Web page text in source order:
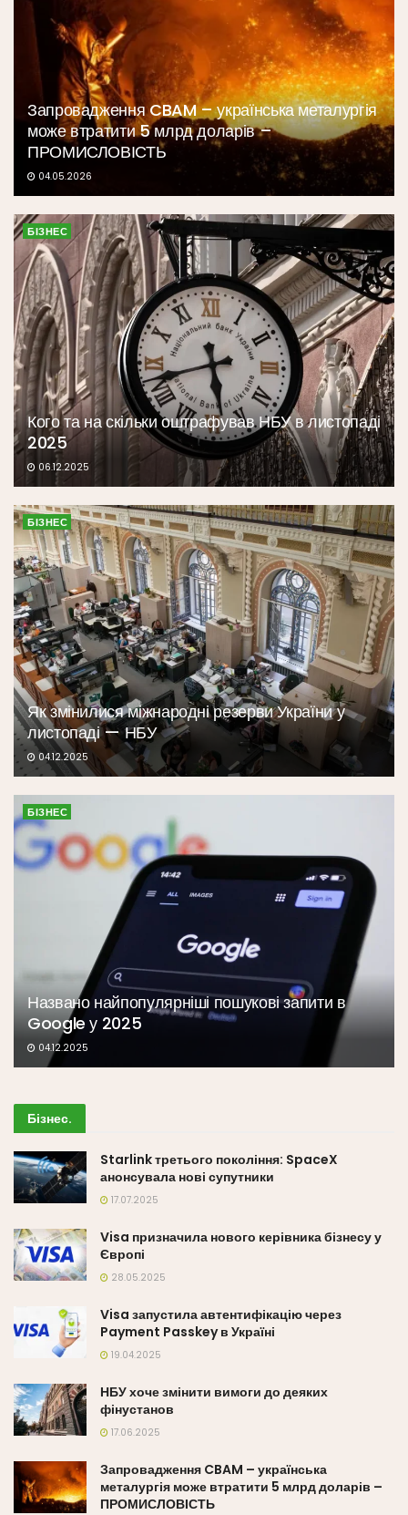
Запровадження CBAM – українська металургія
може втратити 5 млрд доларів –
ПРОМИСЛОВІСТЬ
04.05.2026
БІЗНЕС
Кого та на скільки оштрафував НБУ в листопаді
2025
06.12.2025
БІЗНЕС
Як змінилися міжнародні резерви України у
листопаді — НБУ
04.12.2025
БІЗНЕС
Названо найпопулярніші пошукові запити в
Google у 2025
04.12.2025
Бізнес.
Starlink третього покоління: SpaceX
анонсувала нові супутники
17.07.2025
Visa призначила нового керівника бізнесу у
Європі
28.05.2025
Visa запустила автентифікацію через
Payment Passkey в Україні
19.04.2025
НБУ хоче змінити вимоги до деяких
фінустанов
17.06.2025
Запровадження CBAM – українська
металургія може втратити 5 млрд доларів –
ПРОМИСЛОВІСТЬ